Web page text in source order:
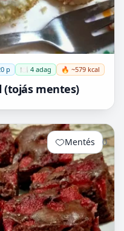
p 🍽️ 4 adag 🔥 ~579 kcal
(tojás mentes)
Mentés 0